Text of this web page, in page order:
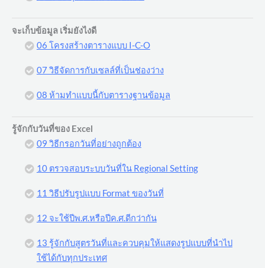
จะเก็บข้อมูล เริ่มยังไงดี
06 โครงสร้างตารางแบบ I-C-O
07 วิธีจัดการกับเซลล์ที่เป็นช่องว่าง
08 ห้ามทำแบบนี้กับตารางฐานข้อมูล
รู้จักกับวันที่ของ Excel
09 วิธีกรอกวันที่อย่างถูกต้อง
10 ตรวจสอบระบบวันที่ใน Regional Setting
11 วิธีปรับรูปแบบ Format ของวันที่
12 จะใช้ปีพ.ศ.หรือปีค.ศ.ดีกว่ากัน
13 รู้จักกับสูตรวันที่และควบคุมให้แสดงรูปแบบที่นำไป
ใช้ได้กับทุกประเทศ